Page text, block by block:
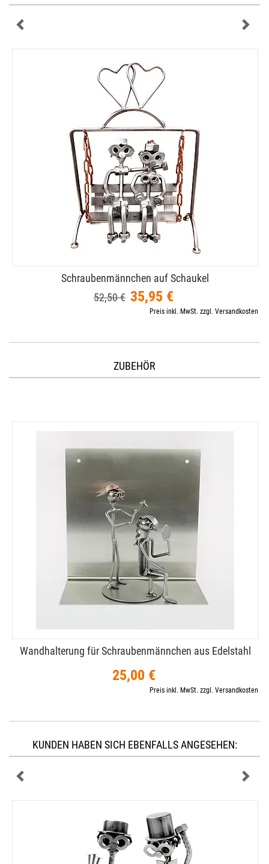
Schraubenmännchen auf Schaukel
52,50 € 35,95 €
Preis inkl. MwSt. zzgl. Versandkosten
ZUBEHÖR
Wandhalterung für Schraubenmännchen aus Edelstahl
25,00 €
Preis inkl. MwSt. zzgl. Versandkosten
KUNDEN HABEN SICH EBENFALLS ANGESEHEN: